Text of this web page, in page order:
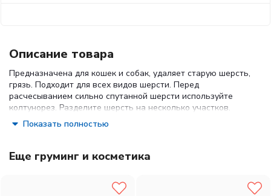
Описание товара
Предназначена для кошек и собак, удаляет старую шерсть,
грязь. Подходит для всех видов шерсти. Перед
расчесыванием сильно спутанной шерсти используйте
колтунорез. Разделите шерсть на несколько участков.
Расчесывание следует начинать с концов к корням шерсти.
Предназначена для густой и длинной шерсти. Регулярно
Материал:нержавеющая сталь, пластик, антистатическое
покрытие.
Показать полностью
Еще груминг и косметика